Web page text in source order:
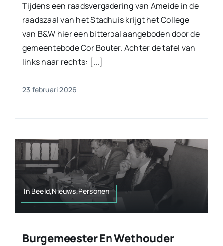
Tijdens een raadsvergadering van Ameide in de
raadszaal van het Stadhuis krijgt het College
van B&W hier een bitterbal aangeboden door de
gemeentebode Cor Bouter. Achter de tafel van
links naar rechts: [...]
23 februari 2026
In Beeld,Nieuws,Personen
Burgemeester En Wethouder